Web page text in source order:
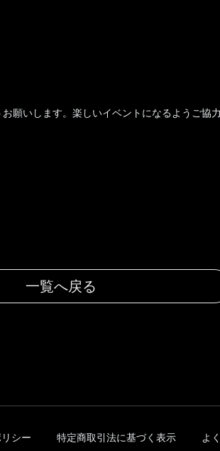
願いします。楽しいイベントになるようご協
一覧へ戻る
シー 特定商取引法に基づく表示 よ